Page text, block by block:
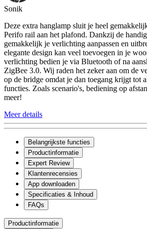
Sonik
Deze extra hanglamp sluit je heel
Perifo rail aan het plafond. Dankzij de
gemakkelijk je verlichting aanpassen en
elegante design kan veel toevoegen in je
verlichting bedien je via Bluetooth of na
ZigBee 3.0. Wij raden het zeker aan om de
op de bridge omdat je dan toegang krijgt tot
functies. Zoals scenario's, bediening op
meer!
Meer details
Belangrijkste functies
Productinformatie
Expert Review
Klantenrecensies
App downloaden
Specificaties & Inhoud
FAQs
Productinformatie